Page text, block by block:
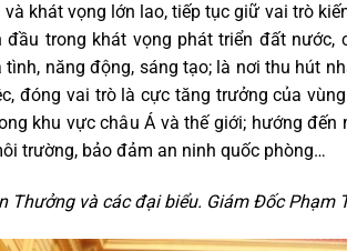
khát vọng lớn lao, tiếp tục giữ vai trò
đầu trong khát vọng phát triển đất
tình, năng động, sáng tạo; là nơi thu hút
đóng vai trò là cực tăng trưởng của
khu vực châu Á và thế giới; hướng
trường, bảo đảm an ninh quốc phòng…
Thưởng và các đại biểu. Giám Đốc